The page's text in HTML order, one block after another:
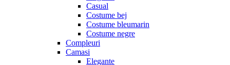
Casual
Costume bej
Costume bleumarin
Costume negre
Compleuri
Camasi
Elegante